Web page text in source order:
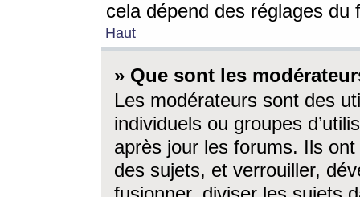
cela dépend des réglages du
Haut
» Que sont les
Les modérateurs sont des
individuels ou groupes
après jour les forums. Ils ont
des sujets, et verrouiller,